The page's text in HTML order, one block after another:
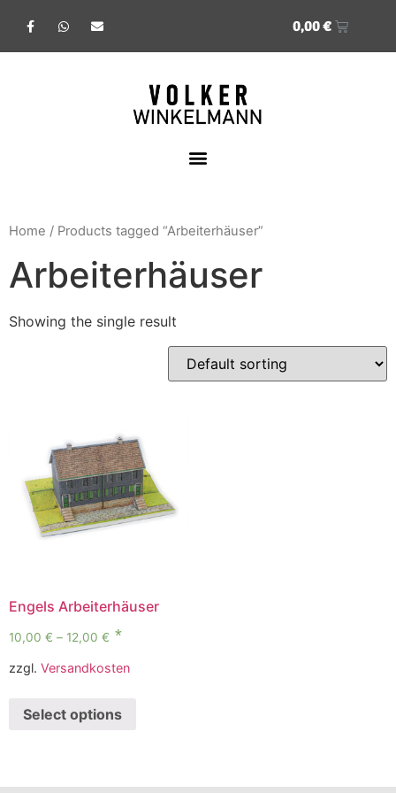
0,00€
Home / Products tagged “Arbeiterhäuser”
Arbeiterhäuser
Showing the single result
Engels Arbeiterhäuser
10,00 € – 12,00 €
zzgl. Versandkosten
Select options